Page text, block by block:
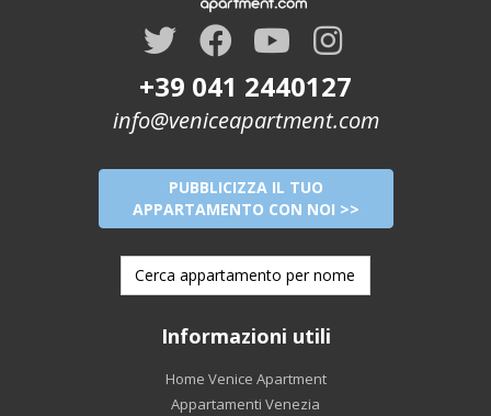
+39 041 2440127
info@veniceapartment.com
PUBBLICIZZA IL TUO
APPARTAMENTO CON NOI >>
Informazioni utili
Home Venice Apartment
Appartamenti Venezia